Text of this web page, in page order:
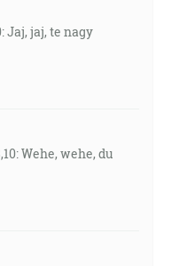
Jaj, jaj, te nagy
Wehe, wehe, du